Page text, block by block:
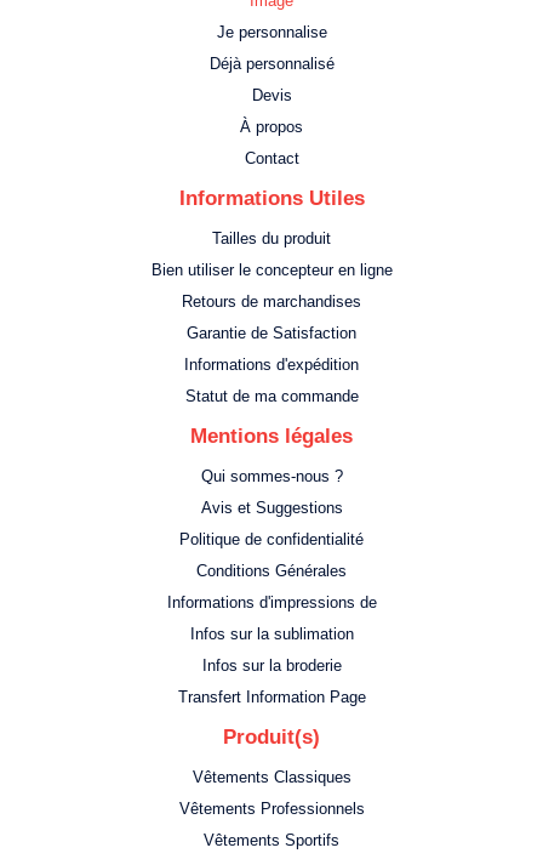
Je personnalise
Déjà personnalisé
Devis
À propos
Contact
Informations Utiles
Tailles du produit
Bien utiliser le concepteur en ligne
Retours de marchandises
Garantie de Satisfaction
Informations d'expédition
Statut de ma commande
Mentions légales
Qui sommes-nous ?
Avis et Suggestions
Politique de confidentialité
Conditions Générales
Informations d'impressions de
Infos sur la sublimation
Infos sur la broderie
Transfert Information Page
Produit(s)
Vêtements Classiques
Vêtements Professionnels
Vêtements Sportifs